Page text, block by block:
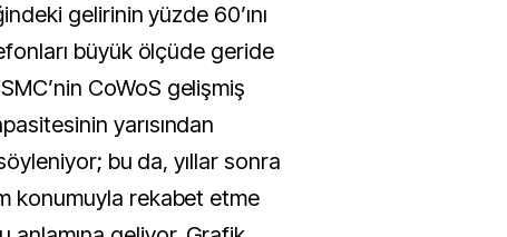
gelirinin yüzde 60’ını
büyük ölçüde geride
CoWoS gelişmiş
yarısından
bu da, yıllar sonra
konumuyla rekabet etme